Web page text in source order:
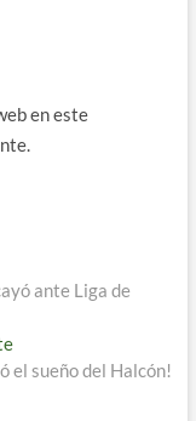
en este
ante Liga de
Entrada
siguiente:
el sueño del Halcón!